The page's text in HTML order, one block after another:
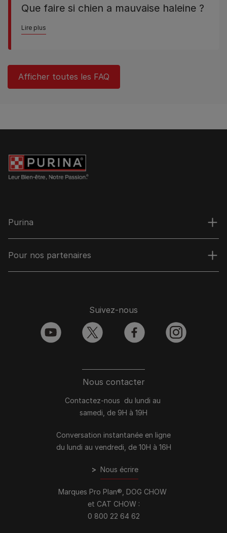
Que faire si chien a mauvaise haleine ?
Lire plus
Afficher toutes les FAQ
Purina
Pour nos partenaires
Nous contacter
Contactez-nous du lundi au
samedi, de 9H à 19H
Conversation instantanée en ligne
du lundi au vendredi, de 10H à 16H
> Nous écrire
Marques Pro Plan®, DOG CHOW
et CAT CHOW :
0 800 22 64 62
Suivez-nous
youtube twitter facebook instagram